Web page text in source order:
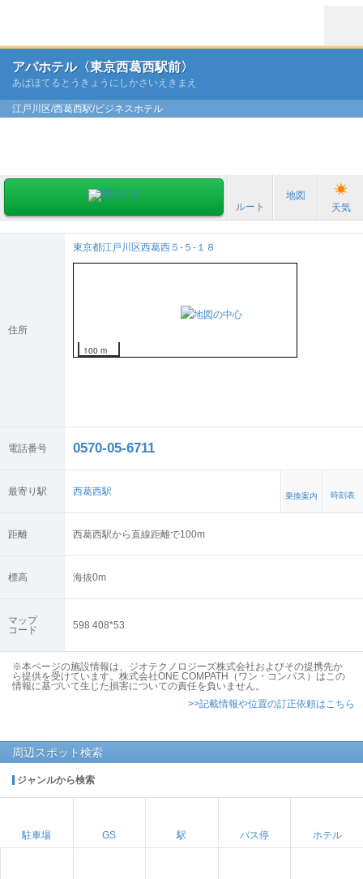
アパホテル〈東京西葛西駅前〉
あぱほてるとうきょうにしかさいえきまえ
江戸川区/西葛西駅/ビジネスホテル
ルート
地図
天気
住所
東京都江戸川区西葛西５-５-１８
100 m
電話番号 0570-05-6711
最寄り駅 西葛西駅 乗換案内 時刻表
距離 西葛西駅から直線距離で100m
標高 海抜0m
マップ
コード
598 408*53
※本ページの施設情報は、ジオテクノロジーズ株式会社およびその提携先か
ら提供を受けています。株式会社ONE COMPATH（ワン・コンパス）はこの
情報に基づいて生じた損害についての責任を負いません。
>>記載情報や位置の訂正依頼はこちら
周辺スポット検索
ジャンルから検索
駐車場 GS 駅 バス停 ホテル